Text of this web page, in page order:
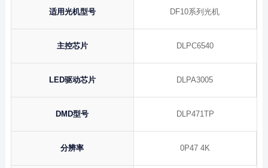
适用光机型号 DF10系列光机
主控芯片 DLPC6540
LED驱动芯片 DLPA3005
DMD型号 DLP471TP
分辨率 0P47 4K